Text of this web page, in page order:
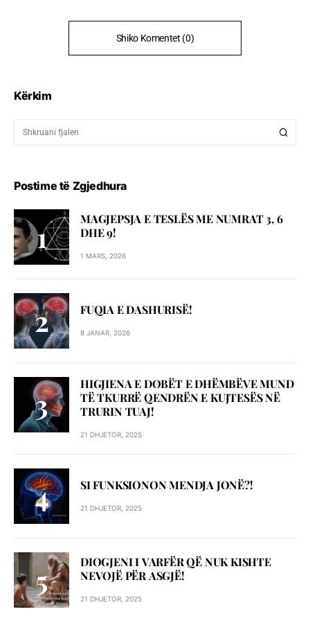
Shiko Komentet (0)
Kërkim
Postime të Zgjedhura
MAGJEPSJA E TESLËS ME NUMRAT 3, 6
DHE 9!
1 MARS, 2026
FUQIA E DASHURISË!
8 JANAR, 2026
HIGJIENA E DOBËT E DHËMBËVE MUND
TË TKURRË QENDRËN E KUJTESËS NË
TRURIN TUAJ!
21 DHJETOR, 2025
SI FUNKSIONON MENDJA JONË?!
21 DHJETOR, 2025
DIOGJENI I VARFËR QË NUK KISHTE
NEVOJË PËR ASGJË!
21 DHJETOR, 2025